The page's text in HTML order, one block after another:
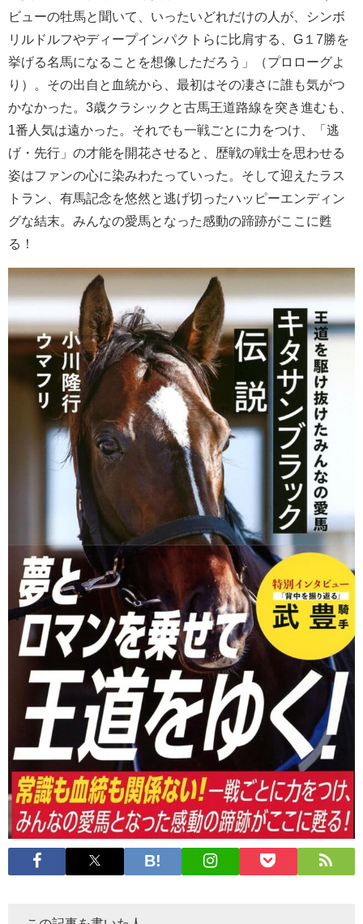
ビューの牡馬と聞いて、いったいどれだけの人が、シンボ
リルドルフやディープインパクトらに比肩する、G１7勝を
挙げる名馬になることを想像しただろう」（プロローグよ
り）。その出自と血統から、最初はその凄さに誰も気がつ
かなかった。3歳クラシックと古馬王道路線を突き進むも、
1番人気は遠かった。それでも一戦ごとに力をつけ、「逃
げ・先行」の才能を開花させると、歴戦の戦士を思わせる
姿はファンの心に染みわたっていった。そして迎えたラス
トラン、有馬記念を悠然と逃げ切ったハッピーエンディン
グな結末。みんなの愛馬となった感動の蹄跡がここに甦
る！